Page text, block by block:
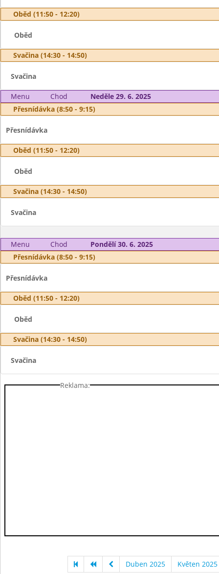
Oběd (11:50 - 12:20)
Oběd
Svačina (14:30 - 14:50)
Svačina
Menu Chod
Neděle 29. 6. 2025
Přesnídávka (8:50 - 9:15)
Přesnídávka
Oběd (11:50 - 12:20)
Oběd
Svačina (14:30 - 14:50)
Svačina
Menu Chod
Pondělí 30. 6. 2025
Přesnídávka (8:50 - 9:15)
Přesnídávka
Oběd (11:50 - 12:20)
Oběd
Svačina (14:30 - 14:50)
Svačina
Reklama:
Duben 2025 Květen 2025